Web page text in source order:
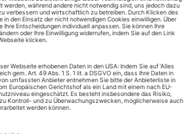
Meisterwerk. Vereinfacht das
Nachtstücken für den Salon, Sandrine
von Mendelssohn bis zu Britten und